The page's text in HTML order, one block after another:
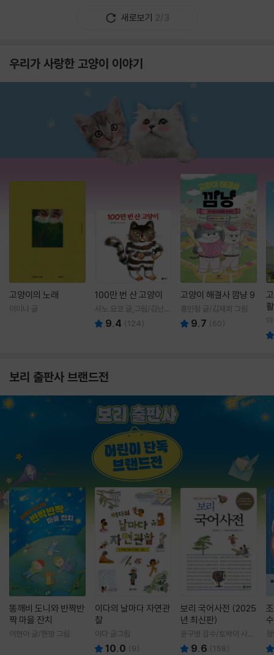
새로보기 2/3
우리가 사랑한 고양이 이야기
고양이의 노래
이미나 글
100만 번 산 고양이
사노 요코 글,그림/김난주
역 9.4 (124)
고양이 해결사 깜냥 9
홍민정 글/김재희 그림
9.7 (60)
보리 출판사 브랜드전
똥깨비 도니와 반짝반
짝 마을 잔치
이현아 글/핸짱 그림
이다의 날마다 자연관
찰
이다 글그림
10.0 (9)
보리 국어사전 (2025
년 최신판)
윤구병 감수/토박이 사전
편찬실 편
9.6 (158)